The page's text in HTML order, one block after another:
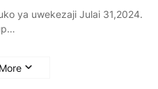
ya uwekezaji Julai 31,2024.